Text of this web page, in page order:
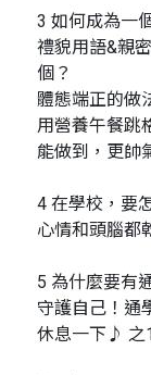
3 如何成為一
禮貌用語&親
個？
體態端正的做
用營養午餐跳
能做到，更帥
4 在學校，要
心情和頭腦都
5 為什麼要有
守護自己！通
休息一下♪ 之